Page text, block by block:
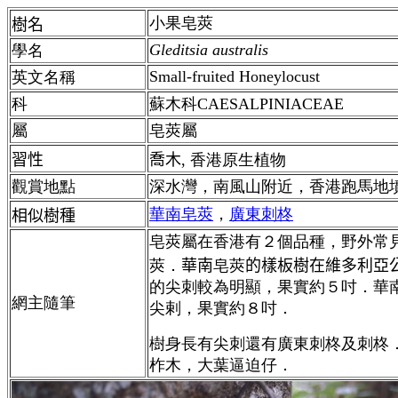
樹名
小果皂莢
學名
Gleditsia australis
英文名稱
Small-fruited Honeylocust
科
蘇木科CAESALPINIACEAE
屬
皂莢屬
習性
喬木, 香港原生植物
觀賞地點
深水灣，南風山附近，香港跑馬地
相似樹種
華南皂莢 ， 廣東刺柊
網主隨筆
皂莢屬在香港有２個品種，野外常
莢． 華南皂莢的樣板樹在維多利亞
的尖刺較為明顯，果實約５吋．華
尖剌，果實約８吋．
樹身長有尖刺還有廣東刺柊及刺柊
柞木，大葉逼迫仔．